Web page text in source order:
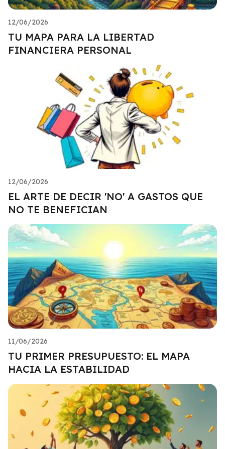
12/06/2026
TU MAPA PARA LA LIBERTAD
FINANCIERA PERSONAL
12/06/2026
EL ARTE DE DECIR 'NO' A GASTOS QUE
NO TE BENEFICIAN
11/06/2026
TU PRIMER PRESUPUESTO: EL MAPA
HACIA LA ESTABILIDAD